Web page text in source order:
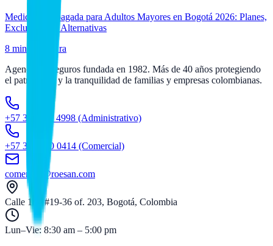
Medicina Prepagada para Adultos Mayores en Bogotá 2026: Planes,
Exclusiones y Alternativas
8 min de lectura
Agencia de seguros fundada en 1982. Más de 40 años protegiendo
el patrimonio y la tranquilidad de familias y empresas colombianas.
+57 300 211 4998 (Administrativo)
+57 312 600 0414 (Comercial)
comercial@roesan.com
Calle 109 #19-36 of. 203, Bogotá, Colombia
Lun–Vie: 8:30 am – 5:00 pm